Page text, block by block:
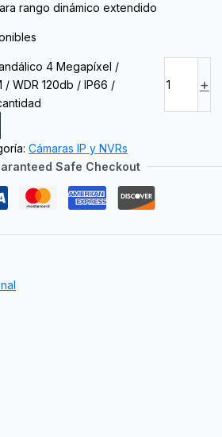
rango dinámico extendido
4 Megapíxel /
/ WDR 120db / IP66 /
+
Cámaras IP y NVRs
Safe Checkout